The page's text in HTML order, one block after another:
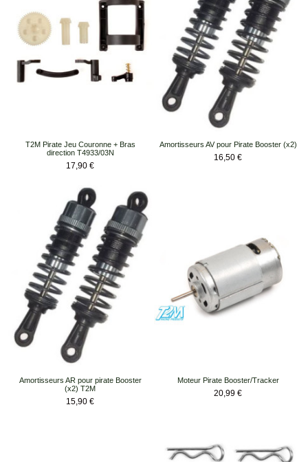
T2M Pirate Jeu Couronne + Bras
direction T4933/03N
Prix
17,90 €
Amortisseurs AV pour Pirate Booster (x2)
Prix
16,50 €
Amortisseurs AR pour pirate Booster
(x2) T2M
Prix
15,90 €
Moteur Pirate Booster/Tracker
Prix
20,99 €